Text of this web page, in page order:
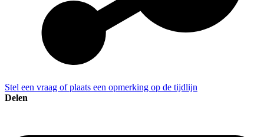
Stel een vraag of plaats een opmerking op de tijdlijn
Delen